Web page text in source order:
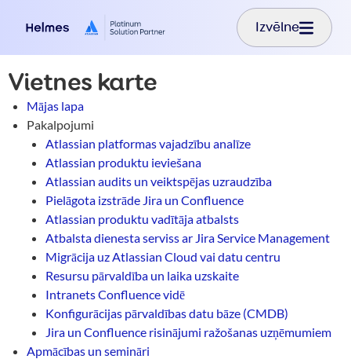
Izvēlne
Vietnes karte
Mājas lapa
Pakalpojumi
Atlassian platformas vajadzību analīze
Atlassian produktu ieviešana
Atlassian audits un veiktspējas uzraudzība
Pielāgota izstrāde Jira un Confluence
Atlassian produktu vadītāja atbalsts
Atbalsta dienesta serviss ar Jira Service Management
Migrācija uz Atlassian Cloud vai datu centru
Resursu pārvaldība un laika uzskaite
Intranets Confluence vidē
Konfigurācijas pārvaldības datu bāze (CMDB)
Jira un Confluence risinājumi ražošanas uzņēmumiem
Apmācības un semināri